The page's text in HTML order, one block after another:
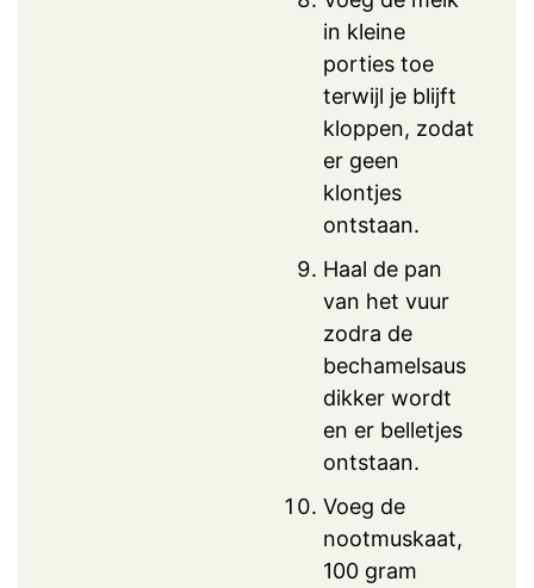
in kleine
porties toe
terwijl je blijft
kloppen, zodat
er geen
klontjes
ontstaan.
Haal de pan
van het vuur
zodra de
bechamelsaus
dikker wordt
en er belletjes
ontstaan.
Voeg de
nootmuskaat,
100 gram